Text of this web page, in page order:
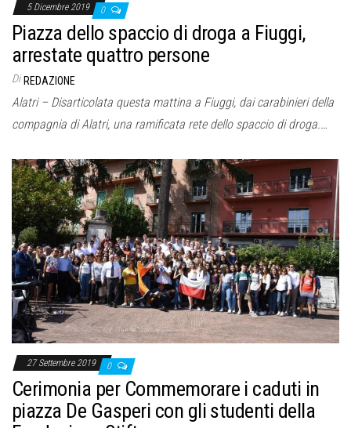
5 Dicembre 2019 0
Piazza dello spaccio di droga a Fiuggi,
arrestate quattro persone
Di REDAZIONE
Alatri – Disarticolata questa mattina a Fiuggi, dai carabinieri della
compagnia di Alatri, una ramificata rete dello spaccio di droga.…
27 Settembre 2019 0
Cerimonia per Commemorare i caduti in
piazza De Gasperi con gli studenti della